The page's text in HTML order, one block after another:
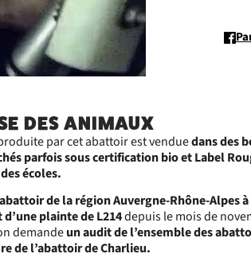
la saignée malgré
les étourdir,
de la chaîne,
Officiellement aux normes.
et mauvais traitements.
la région Auvergne-Rhône-
Rhône-Alpes,
DES ANIMAUX
par cet abattoir est venduedans des
parfois sous certification bio et Label
écoles.
abattoir de la région Auvergne-Rhône-Alpes à
plainte de L214depuis le mois de
demandeun audit de l’ensemble des
de l’abattoir de Charlieu.